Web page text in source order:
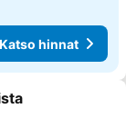
Katso hinnat